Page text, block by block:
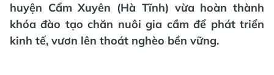
huyện Cẩm Xuyên (Hà Tĩnh) vừa hoàn thành
khóa đào tạo chăn nuôi gia cầm để phát triển
kinh tế, vươn lên thoát nghèo bền vững.